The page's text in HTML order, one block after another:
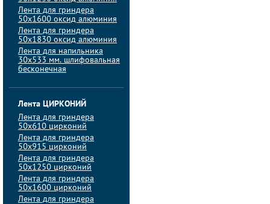
Лента для гриндера
50х1600 оксид алюминия
Лента для гриндера
50х1830 оксид алюминия
Лента для напильника
30х533 мм. шлифовальная
бесконечная
Лента ЦИРКОНИЙ
Лента для гриндера
50х610 цирконий
Лента для гриндера
50х915 цирконий
Лента для гриндера
50х1250 цирконий
Лента для гриндера
50х1600 цирконий
Лента для гриндера